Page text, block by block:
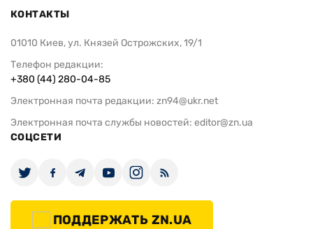
КОНТАКТЫ
01010 Киев, ул. Князей Острожских, 19/1
Телефон редакции:
+380 (44) 280-04-85
Электронная почта редакции: zn94@ukr.net
Электронная почта службы новостей: editor@zn.ua
СОЦСЕТИ
ПОДДЕРЖАТЬ ZN.UA